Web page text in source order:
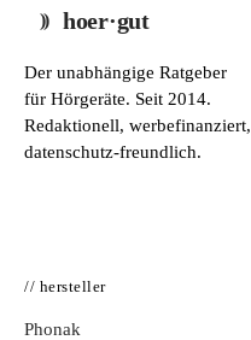
hoer·gut
Der unabhängige Ratgeber
für Hörgeräte. Seit 2014.
Redaktionell, werbefinanziert,
datenschutz-freundlich.
// hersteller
Phonak